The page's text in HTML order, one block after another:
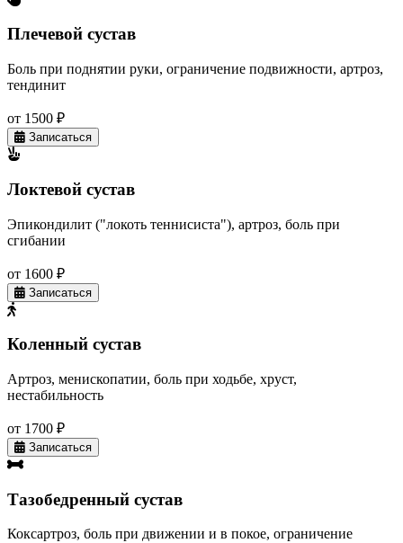
Плечевой сустав
Боль при поднятии руки, ограничение подвижности, артроз,
тендинит
от 1500 ₽
Записаться
Локтевой сустав
Эпикондилит ("локоть теннисиста"), артроз, боль при
сгибании
от 1600 ₽
Записаться
Коленный сустав
Артроз, менископатии, боль при ходьбе, хруст,
нестабильность
от 1700 ₽
Записаться
Тазобедренный сустав
Коксартроз, боль при движении и в покое, ограничение